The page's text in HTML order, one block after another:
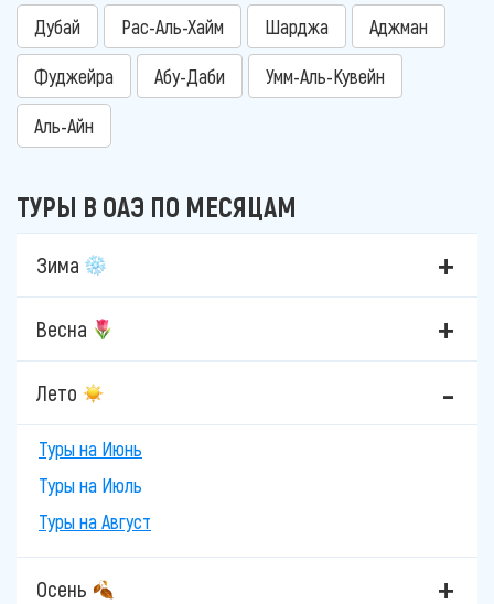
Дубай Рас-Аль-Хайм Шарджа Аджман
Фуджейра Абу-Даби Умм-Аль-Кувейн
Аль-Айн
ТУРЫ В ОАЭ ПО МЕСЯЦАМ
Зима
Весна
Лето
Туры на Июнь
Туры на Июль
Туры на Август
Осень